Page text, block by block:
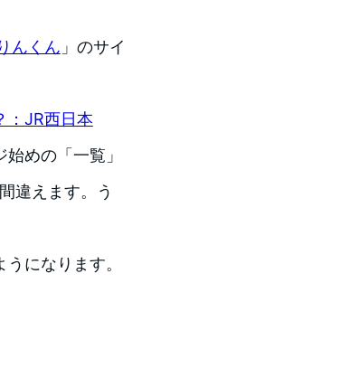
んくん 」のサイ
：JR西日本
めの「一覧」
違えます。う
になります。